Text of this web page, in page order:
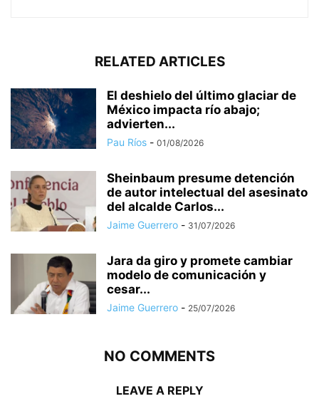
RELATED ARTICLES
El deshielo del último glaciar de
México impacta río abajo;
advierten...
Pau Ríos - 01/08/2026
Sheinbaum presume detención
de autor intelectual del asesinato
del alcalde Carlos...
Jaime Guerrero - 31/07/2026
Jara da giro y promete cambiar
modelo de comunicación y
cesar...
Jaime Guerrero - 25/07/2026
NO COMMENTS
LEAVE A REPLY